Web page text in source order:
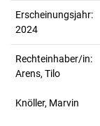
Erscheinungsjahr:
2024
Rechteinhaber/in:
Arens, Tilo
Knöller, Marvin